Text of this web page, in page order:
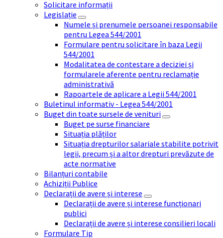
Solicitare informații
Legislație
Numele și prenumele persoanei responsabile
pentru Legea 544/2001
Formulare pentru solicitare în baza Legii
544/2001
Modalitatea de contestare a deciziei și
formularele aferente pentru reclamație
administrativă
Rapoartele de aplicare a Legii 544/2001
Buletinul informativ - Legea 544/2001
Buget din toate sursele de venituri
Buget pe surse financiare
Situația plăților
Situația drepturilor salariale stabilite potrivit
legii, precum și a altor drepturi prevăzute de
acte normative
Bilanțuri contabile
Achiziții Publice
Declarații de avere și interese
Declarații de avere și interese funcționari
publici
Declarații de avere și interese consilieri locali
Formulare Tip